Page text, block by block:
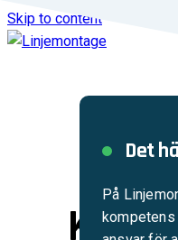
Skip to content
Det
På